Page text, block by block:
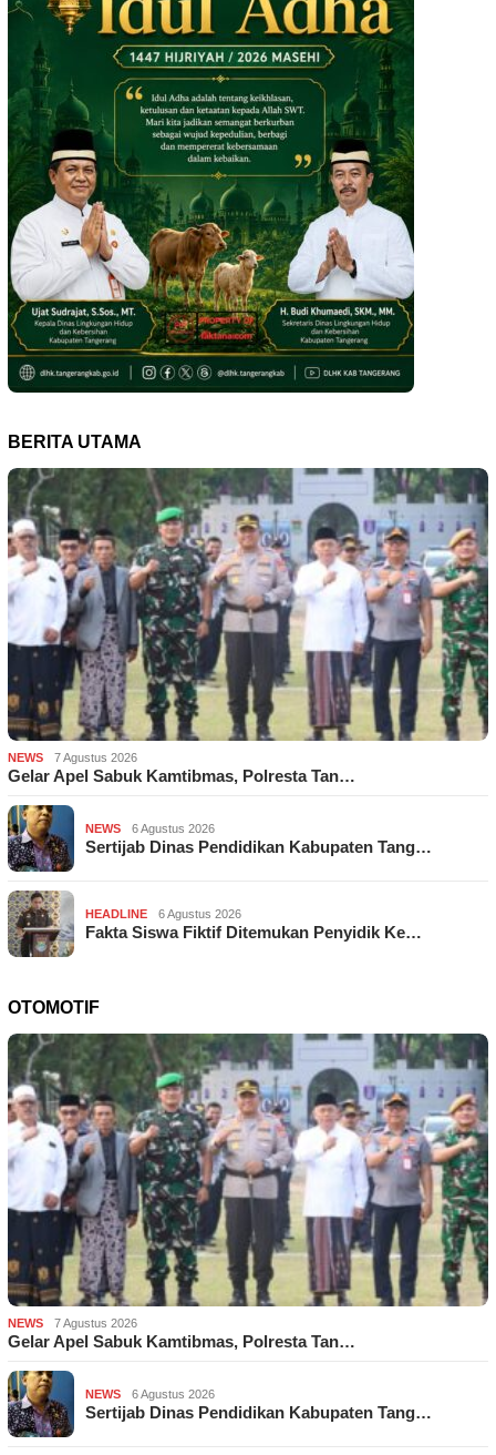
BERITA UTAMA
NEWS 7 Agustus 2026
Gelar Apel Sabuk Kamtibmas, Polresta Tan…
NEWS 6 Agustus 2026
Sertijab Dinas Pendidikan Kabupaten Tang…
HEADLINE 6 Agustus 2026
Fakta Siswa Fiktif Ditemukan Penyidik Ke…
OTOMOTIF
NEWS 7 Agustus 2026
Gelar Apel Sabuk Kamtibmas, Polresta Tan…
NEWS 6 Agustus 2026
Sertijab Dinas Pendidikan Kabupaten Tang…